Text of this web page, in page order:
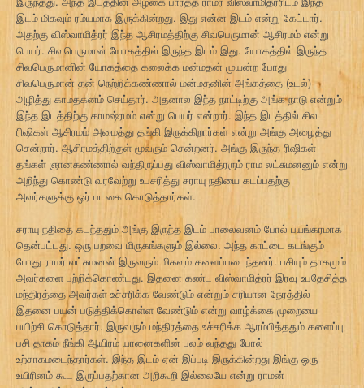
இடம் மிகவும் ரம்யமாக இருக்கின்றது. இது என்ன இடம் என்று கேட்டார்.
அதற்கு விஸ்வாமித்ரர் இந்த ஆசிரமத்திற்கு சிவபெருமான் ஆசிரமம் என்று
பெயர். சிவபெருமான் யோகத்தில் இருந்த இடம் இது. யோகத்தில் இருந்த
சிவபெருமானின் யோகத்தை கலைக்க மன்மதன் முயன்ற போது
சிவபெருமான் தன் நெற்றிக்கண்ணால் மன்மதனின் அங்கத்தை (உடல்)
அழித்து காமதகனம் செய்தார். அதனால இந்த நாட்டிற்கு அங்க நாடு என்றும்
இந்த இடத்திற்கு காமஷ்ரமம் என்று பெயர் என்றார். இந்த இடத்தில் சில
ரிஷிகள் ஆசிரமம் அமைத்து தங்கி இருக்கிறார்கள் என்று அங்கு அழைத்து
சென்றார். ஆசிரமத்திற்குள் மூவரும் சென்றனர். அங்கு இருந்த ரிஷிகள்
தங்கள் ஞானகண்ணால் வந்திருப்பது விஸ்வாமித்ரரும் ராம லட்சுமனனும் என்று
அறிந்து கொண்டு வரவேற்று உபசரித்து சராயு நதியை கடப்பதற்கு
அவர்களுக்கு ஒர் படகை கொடுத்தார்கள்.
சராயு நதிதை கடந்ததும் அங்கு இருந்த இடம் பாலைவனம் போல் பயங்கரமாக
தென்பட்டது. ஒரு பறவை மிருகங்களும் இல்லை. அந்த காட்டை கடங்கும்
போது ராமர் லட்சுமனன் இருவரும் மிகவும் களைப்படைந்தனர். பசியும் தாகமும்
அவர்களை பற்றிக்கொண்டது. இதனை கண்ட விஸ்வாமித்ரர் இரவு உபதேசித்த
மந்திரத்தை அவர்கள் உச்சரிக்க வேண்டும் என்றும் சரியான நேரத்தில்
இதனை பயன் படுத்திக்கொள்ள வேண்டும் என்று வாழ்க்கை முறையை
பயிற்சி கொடுத்தார். இருவரும் மந்திரத்தை உச்சரிக்க ஆரம்பித்ததும் களைப்பு
பசி தாகம் நீங்கி ஆயிரம் யானைகளின் பலம் வந்தது போல்
உற்சாகமடைந்தார்கள். இந்த இடம் ஏன் இப்படி இருக்கின்றது இங்கு ஒரு
உயிரினம் கூட இருப்பதற்கான அறிகூறி இல்லையே என்று ராமன்